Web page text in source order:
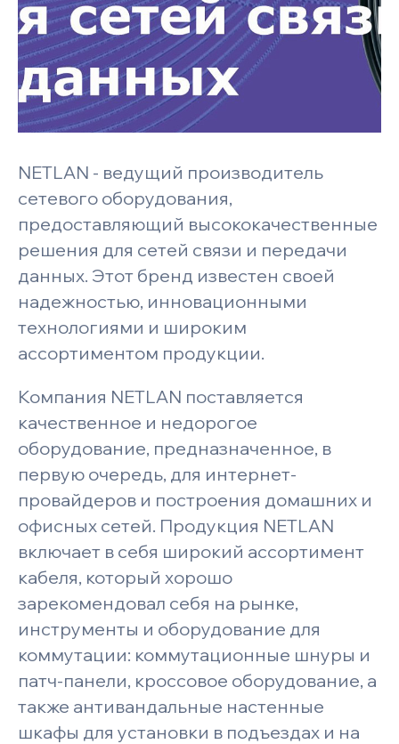
NETLAN - ведущий производитель
сетевого оборудования,
предоставляющий высококачественные
решения для сетей связи и передачи
данных. Этот бренд известен своей
надежностью, инновационными
технологиями и широким
ассортиментом продукции.
Компания NETLAN поставляется
качественное и недорогое
оборудование, предназначенное, в
первую очередь, для интернет-
провайдеров и построения домашних и
офисных сетей. Продукция NETLAN
включает в себя широкий ассортимент
кабеля, который хорошо
зарекомендовал себя на рынке,
инструменты и оборудование для
коммутации: коммутационные шнуры и
патч-панели, кроссовое оборудование, а
также антивандальные настенные
шкафы для установки в подъездах и на